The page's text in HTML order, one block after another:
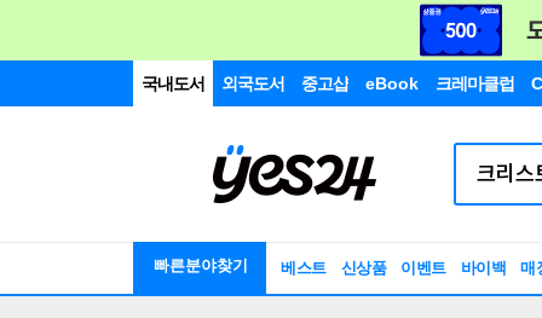
국내도서 외국도서 중고샵 eBook 크레마클럽
빠른분야찾기 베스트 신상품 이벤트 바이백 매